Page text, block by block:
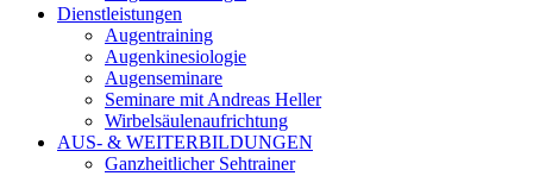
Dienstleistungen
Augentraining
Augenkinesiologie
Augenseminare
Seminare mit Andreas Heller
Wirbelsäulenaufrichtung
AUS- & WEITERBILDUNGEN
Ganzheitlicher Sehtrainer